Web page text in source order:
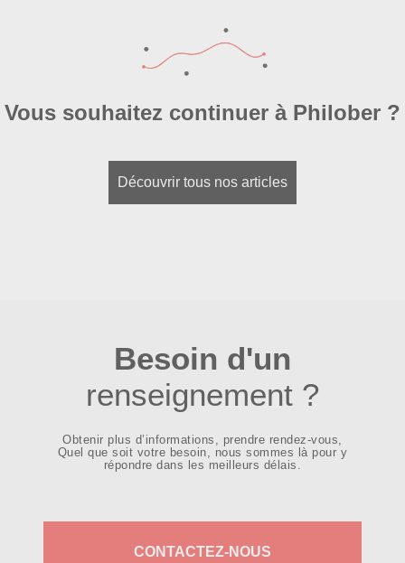
Vous souhaitez continuer à Philober ?
Découvrir tous nos articles
Besoin d'un
renseignement ?
Obtenir plus d’informations, prendre rendez-vous,
Quel que soit votre besoin, nous sommes là pour y
répondre dans les meilleurs délais.
CONTACTEZ-NOUS